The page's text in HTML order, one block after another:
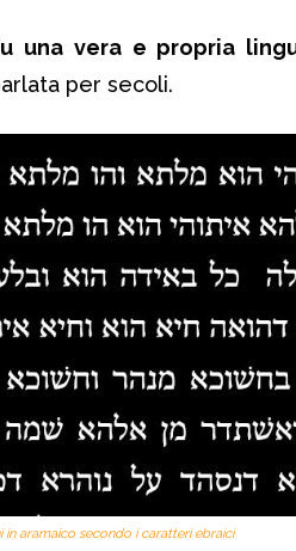
una vera e propria
per secoli.
in aramaico secondo i caratteri ebraici